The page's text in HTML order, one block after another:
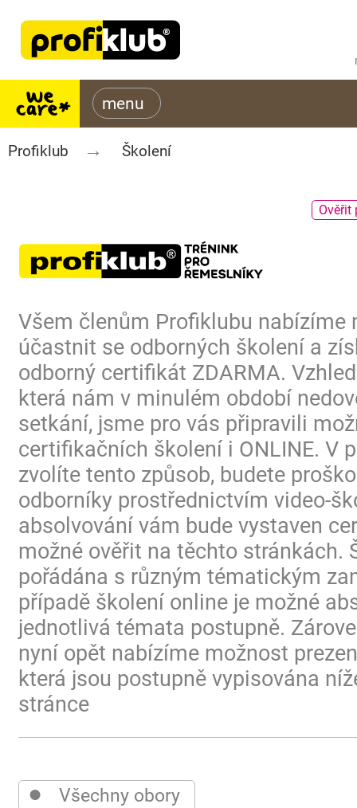
Profiklub Školení
Ověřit
Všem členům Profiklubu nabízíme
účastnit se odborných školení a
odborný certifikát ZDARMA.
která nám v minulém období
setkání, jsme pro vás připravili
certifikačních školení i ONLINE. V
zvolíte tento způsob, budete
odborníky prostřednictvím video-
absolvování vám bude vystaven
možné ověřit na těchto stránkách.
pořádána s různým tématickým
případě školení online je možné
jednotlivá témata postupně.
nyní opět nabízíme možnost
která jsou postupně vypisována
stránce
● Všechny obory